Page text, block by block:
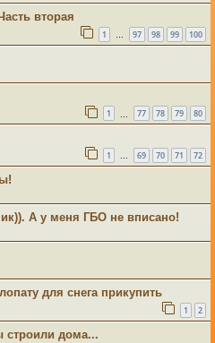
вторая
1 … 97 98 99 100
1 77 78 79 80
1 … 69 70 71 72
А у меня ГБО не вписано!
для снега прикупить
1 2
строили дома...